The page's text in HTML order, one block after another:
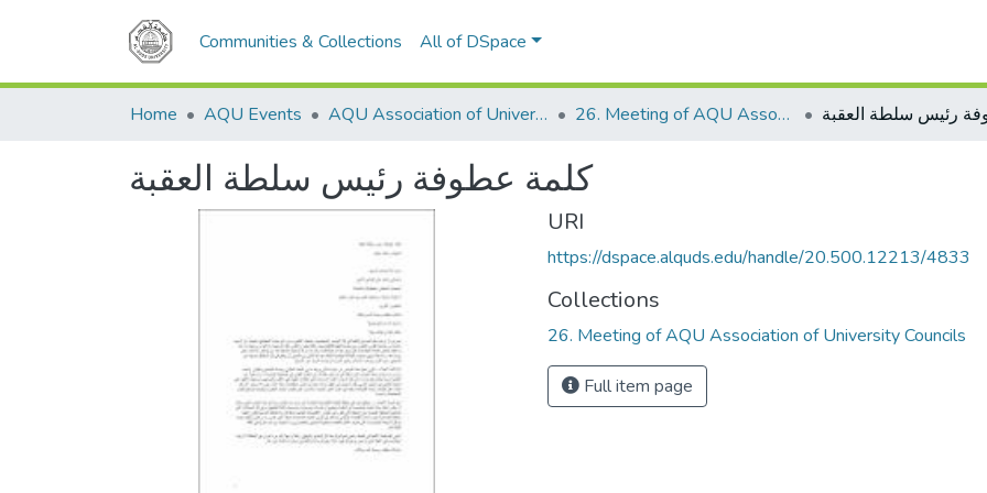
Communities & Collections All of DSpace
Home AQU Events AQU Association of University Councils 26. Meeting of AQU Association of University Councils
كلمة عطوفة رئيس سلطة العقبة
URI
https://dspace.alquds.edu/handle/20.500.12213/4833
Collections
26. Meeting of AQU Association of University Councils
Full item page